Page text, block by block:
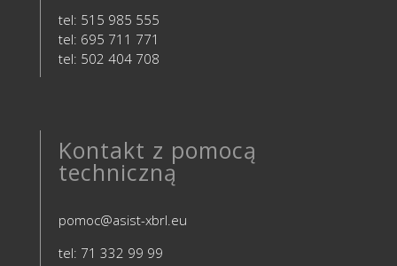
tel: 515 985 555
tel: 695 711 771
tel: 502 404 708
Kontakt z pomocą
techniczną
pomoc@asist-xbrl.eu
tel: 71 332 99 99